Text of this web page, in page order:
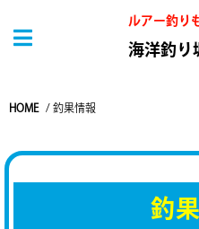
ルアー釣り
海洋釣り
HOME / 釣果情報
釣